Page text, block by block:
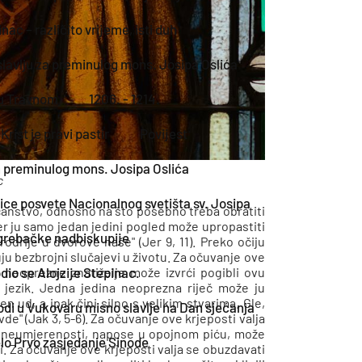
– različito vrijeme, isti duh
za preminulog mons. Josipa Oslića
Travnom 1206. - 1214.
Krist je pravi pastir Povijest
mons. Josipa Oslića
posvete Nacionalnog svetišta sv. Josipa
nadbiskupije
se Alojzije Stepinac.
u Vukovaru misno slavlje na Dan sjećanja
Prvo zasjedanje Sinode
odnosno na što posebno treba obratiti
ju samo jedan jedini pogled može upropastiti
u dvorove naše" (Jer 9, 11). Preko očiju
bezbrojni slučajevi u životu. Za očuvanje ove
znatiželje može izvrći pogibli ovu
Jedna jedina neoprezna riječ može ju
ud, a ipak čini silno s velikim stvarima. Gle,
(Jak 3, 5-6). Za očuvanje ove krjeposti valja
napose u opojnom piću, može
očuvanje ove krjeposti valja se obuzdavati